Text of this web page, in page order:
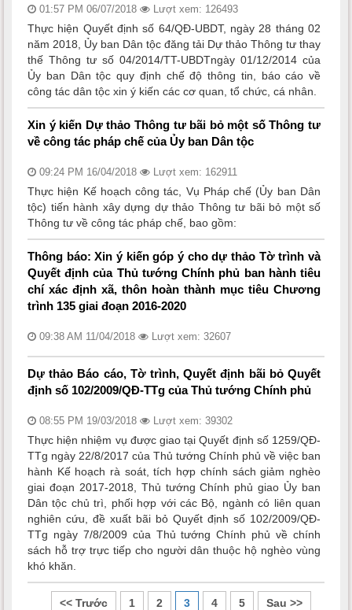
01:57 PM 06/07/2018 Lượt xem: 126493
Thực hiện Quyết định số 64/QĐ-UBDT, ngày 28 tháng 02
năm 2018, Ủy ban Dân tộc đăng tải Dự thảo Thông tư thay
thế Thông tư số 04/2014/TT-UBDTngày 01/12/2014 của
Ủy ban Dân tộc quy định chế độ thông tin, báo cáo về
công tác dân tộc xin ý kiến các cơ quan, tổ chức, cá nhân.
Xin ý kiến Dự thảo Thông tư bãi bỏ một số Thông tư
về công tác pháp chế của Ủy ban Dân tộc
09:24 PM 16/04/2018 Lượt xem: 162911
Thực hiện Kế hoạch công tác, Vụ Pháp chế (Ủy ban Dân
tộc) tiến hành xây dựng dự thảo Thông tư bãi bỏ một số
Thông tư về công tác pháp chế, bao gồm:
Thông báo: Xin ý kiến góp ý cho dự thảo Tờ trình và
Quyết định của Thủ tướng Chính phủ ban hành tiêu
chí xác định xã, thôn hoàn thành mục tiêu Chương
trình 135 giai đoạn 2016-2020
09:38 AM 11/04/2018 Lượt xem: 32607
Dự thảo Báo cáo, Tờ trình, Quyết định bãi bỏ Quyết
định số 102/2009/QĐ-TTg của Thủ tướng Chính phủ
08:55 PM 19/03/2018 Lượt xem: 39302
Thực hiện nhiệm vụ được giao tại Quyết định số 1259/QĐ-
TTg ngày 22/8/2017 của Thủ tướng Chính phủ về việc ban
hành Kế hoạch rà soát, tích hợp chính sách giảm nghèo
giai đoạn 2017-2018, Thủ tướng Chính phủ giao Ủy ban
Dân tộc chủ trì, phối hợp với các Bộ, ngành có liên quan
nghiên cứu, đề xuất bãi bỏ Quyết định số 102/2009/QĐ-
TTg ngày 7/8/2009 của Thủ tướng Chính phủ về chính
sách hỗ trợ trực tiếp cho người dân thuộc hộ nghèo vùng
khó khăn.
<< Trước 1 2 3 4 5
Sau >>